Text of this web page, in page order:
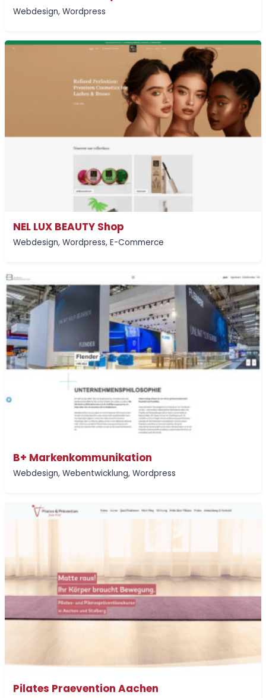
Webdesign, Wordpress
NEL LUX BEAUTY Shop
Webdesign, Wordpress, E-Commerce
B+ Markenkommunikation
Webdesign, Webentwicklung, Wordpress
Pilates Praevention Aachen